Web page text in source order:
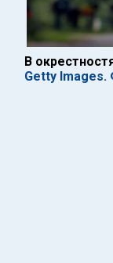
В
Getty Images.